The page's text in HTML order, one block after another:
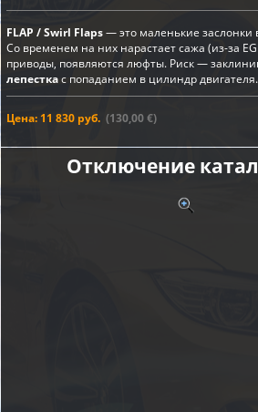
FLAP / Swirl Flaps— это маленькие заслонки
Со временем на них нарастает сажа (из-за
приводы, появляются люфты. Риск —
лепесткас попаданием в цилиндр двигателя.
Цена: 11 830 руб. (130,00 €)
Отключение